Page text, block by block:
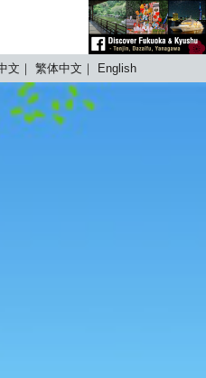
文 繁体中文 English